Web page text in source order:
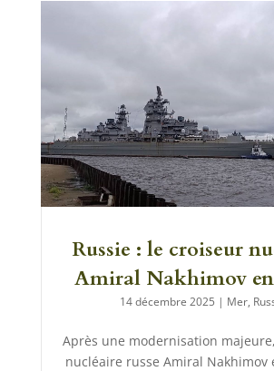
Russie : le croiseur
Amiral Nakhimov en
14 décembre 2025 | Mer,
Après une modernisation
nucléaire russe Amiral Nakhimov